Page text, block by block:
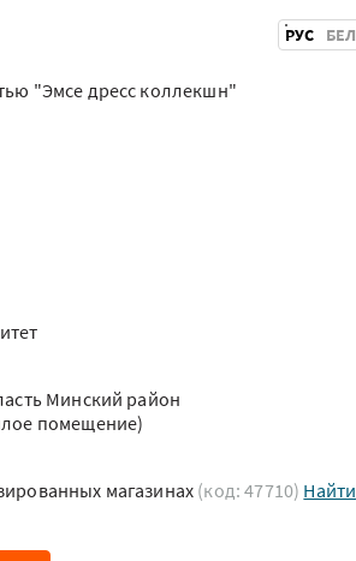
РУС БЕЛ
"Эмсе дресс коллекшн"
Минский район
помещение)
магазинах (код: 47710) Найти